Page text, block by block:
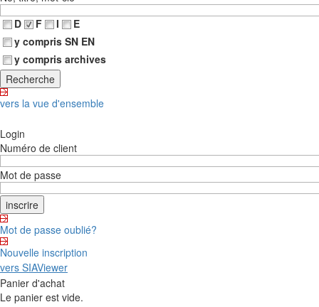
D
F I
E
y compris SN EN
y compris archives
vers la vue d'ensemble
Login
Numéro de client
Mot de passe
Mot de passe oublié?
Nouvelle inscription
vers SIAViewer
Panier d'achat
Le panier est vide.